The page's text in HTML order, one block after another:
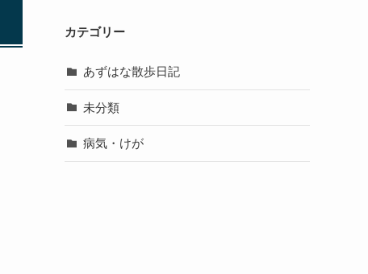
カテゴリー
あずはな散歩日記
未分類
病気・けが